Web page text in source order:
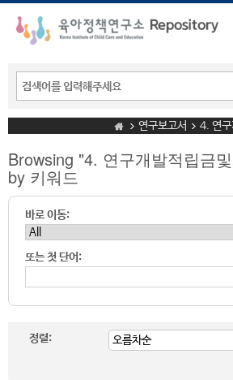
연구보고서 4. 연구
Browsing "4. 연구개발적립금
by 키워드
바로 이동:
또는 첫 단어:
정렬: